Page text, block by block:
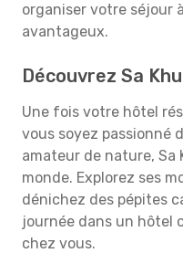
organiser votre séjour
avantageux.
Découvrez Sa
Une fois votre hôtel
vous soyez passionné
amateur de nature, Sa
monde. Explorez ses
dénichez des pépites
journée dans un hôtel
chez vous.